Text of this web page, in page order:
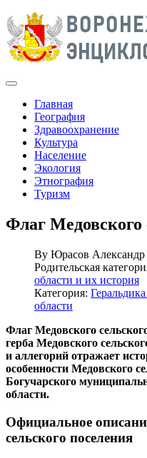
Главная
География
Здравоохранение
Культура
Население
Экология
Этнография
Туризм
Флаг Медовского
By Юрасов
Родительская
области и их история
Категория:
области
Флаг Медовского
герба Медовского
и аллегорий отражает
особенности Медовского
Богучарского
области.
Официальное
сельского поселения